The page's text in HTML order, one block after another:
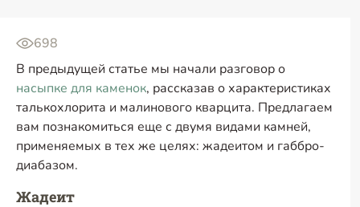
698
В предыдущей статье мы начали разговор о
насыпке для каменок, рассказав о характеристиках
талькохлорита и малинового кварцита. Предлагаем
вам познакомиться еще с двумя видами камней,
применяемых в тех же целях: жадеитом и габбро-
диабазом.
Жадеит